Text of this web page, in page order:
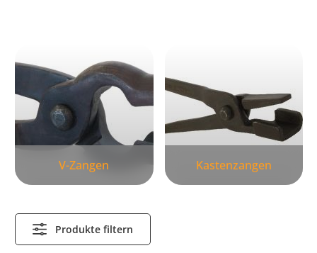
V-Zangen Kastenzangen
Produkte filtern